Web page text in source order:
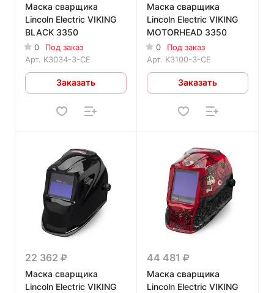
Маска сварщика
Lincoln Electric VIKING
BLACK 3350
0
Под заказ
Арт. K3034-3-CE
Заказать
Маска сварщика
Lincoln Electric VIKING
MOTORHEAD 3350
0
Под заказ
Арт. K3100-3-CE
Заказать
22 362
Маска сварщика
Lincoln Electric VIKING
44 481
Маска сварщика
Lincoln Electric VIKING